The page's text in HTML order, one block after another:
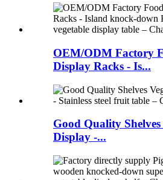
OEM/ODM Factory
Display Racks - Is...
Good Quality
Display -...